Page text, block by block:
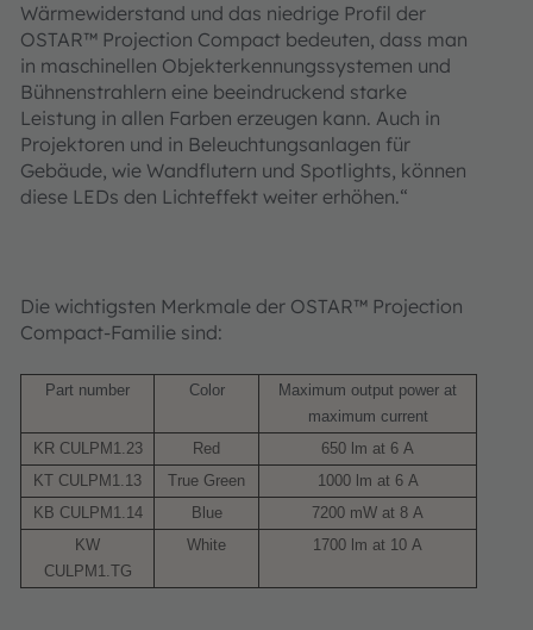
Wärmewiderstand und das niedrige Profil der
OSTAR™ Projection Compact bedeuten, dass man
in maschinellen Objekterkennungssystemen und
Bühnenstrahlern eine beeindruckend starke
Leistung in allen Farben erzeugen kann. Auch in
Projektoren und in Beleuchtungsanlagen für
Gebäude, wie Wandflutern und Spotlights, können
diese LEDs den Lichteffekt weiter erhöhen.“
Die wichtigsten Merkmale der OSTAR™ Projection
Compact-Familie sind:
Part number Color
Maximum output power at
maximum current
KR CULPM1.23
Red
650 lm at 6 A
KT CULPM1.13
True Green
1000 lm at 6 A
KB CULPM1.14
Blue
7200 mW at 8 A
KW
CULPM1.TG
White 1700 lm at 10 A